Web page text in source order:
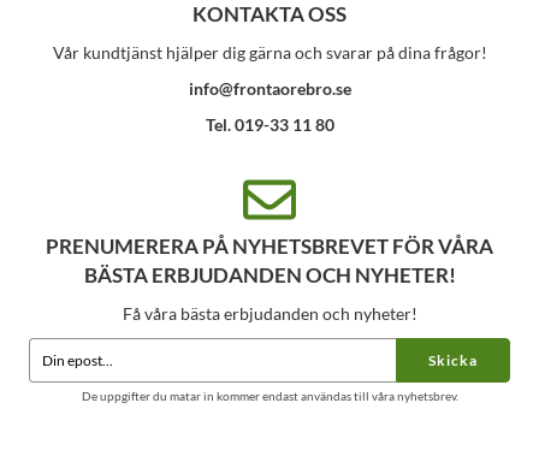
KONTAKTA OSS
Vår kundtjänst hjälper dig gärna och svarar på dina frågor!
info@frontaorebro.se
Tel. 019-33 11 80
PRENUMERERA PÅ NYHETSBREVET FÖR VÅRA
BÄSTA ERBJUDANDEN OCH NYHETER!
Få våra bästa erbjudanden och nyheter!
Skicka
De uppgifter du matar in kommer endast användas till våra nyhetsbrev.